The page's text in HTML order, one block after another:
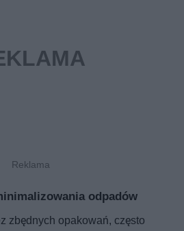
odpadów
zbędnych opakowań, często